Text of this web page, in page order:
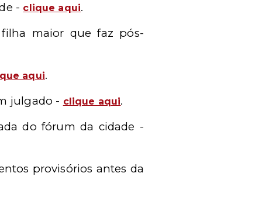
- clique aqui.
maior que faz pós-
aqui.
julgado - clique aqui.
do fórum da cidade -
provisórios antes da